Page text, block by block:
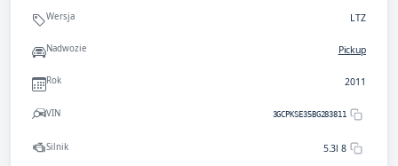
Wersja LTZ
Nadwozie Pickup
Rok 2011
VIN 3GCPKSE35BG283811
Silnik 5.3l 8